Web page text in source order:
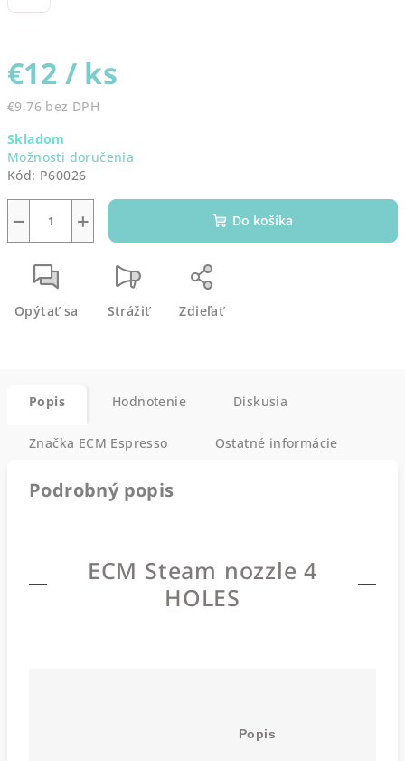
€12 / ks
€9,76 bez DPH
cena:
Skladom
Možnosti doručenia
Kód: P60026
+
− Do košíka
Opýtať sa Strážiť Zdieľať
Popis Hodnotenie Diskusia
Značka ECM Espresso Ostatné informácie
Podrobný popis
ECM Steam nozzle 4
HOLES
Popis